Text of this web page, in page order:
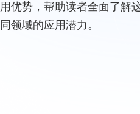
优势，帮助读者全面了解
领域的应用潜力。